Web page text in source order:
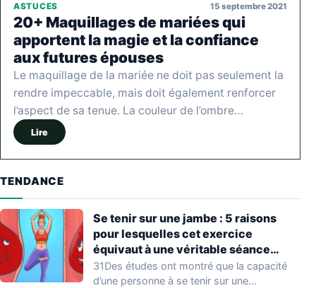
ASTUCES 15 septembre 2021
20+ Maquillages de mariées qui
apportent la magie et la confiance
aux futures épouses
Le maquillage de la mariée ne doit pas seulement la
rendre impeccable, mais doit également renforcer
l’aspect de sa tenue. La couleur de l’ombre…
Lire
TENDANCE
Se tenir sur une jambe : 5 raisons
pour lesquelles cet exercice
équivaut à une véritable séance
d’entraînement
31Des études ont montré que la capacité
d’une personne à se tenir sur une…